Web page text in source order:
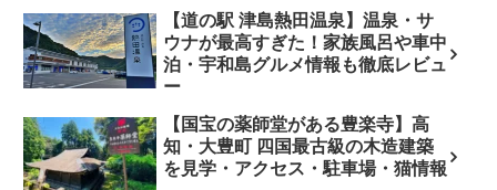
【道の駅 津島熱田温泉】温泉・サ
ウナが最高すぎた！家族風呂や車中
泊・宇和島グルメ情報も徹底レビュ
ー
【国宝の薬師堂がある豊楽寺】高
知・大豊町 四国最古級の木造建築
を見学・アクセス・駐車場・猫情報